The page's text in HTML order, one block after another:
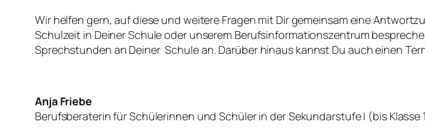
Wir helfen gern, auf diese und weitere Fragen mit Dir gemeinsam eine
Schulzeit in Deiner Schule oder unserem Berufsinformationszentrum
Sprechstunden an Deiner Schule an. Darüber hinaus kannst Du auch einen
Anja Friebe
Berufsberaterin für Schülerinnen und Schüler in der Sekundarstufe I (bis Klasse